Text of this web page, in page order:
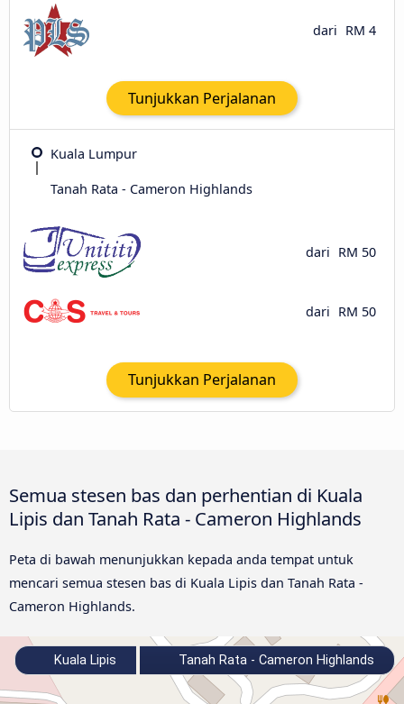
dari RM 4
Tunjukkan Perjalanan
Kuala Lumpur
Tanah Rata - Cameron Highlands
dari RM 50
dari RM 50
Tunjukkan Perjalanan
Semua stesen bas dan perhentian di Kuala
Lipis dan Tanah Rata - Cameron Highlands
Peta di bawah menunjukkan kepada anda tempat untuk
mencari semua stesen bas di Kuala Lipis dan Tanah Rata -
Cameron Highlands.
Kuala Lipis Tanah Rata - Cameron Highlands